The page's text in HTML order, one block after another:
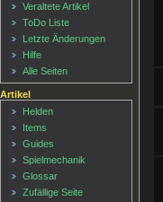
Veraltete Artikel
ToDo Liste
Letzte Änderungen
Hilfe
Alle Seiten
Artikel
Helden
Items
Guides
Spielmechanik
Glossar
Zufällige Seite